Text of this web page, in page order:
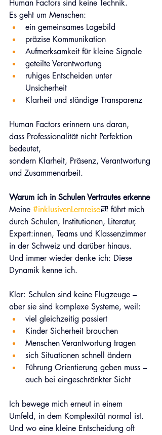
Human Factors sind keine Technik.
Es geht um Menschen:
ein gemeinsames Lagebild
präzise Kommunikation
Aufmerksamkeit für kleine Signale
geteilte Verantwortung
ruhiges Entscheiden unter
Unsicherheit
Klarheit und ständige Transparenz
Human Factors erinnern uns daran,
dass Professionalität nicht Perfektion
bedeutet,
sondern Klarheit, Präsenz, Verantwortung
und Zusammenarbeit.
Warum ich in Schulen Vertrautes erkenne
Meine #inklusivenLernreise🎒 führt mich
durch Schulen, Institutionen, Literatur,
Expert:innen, Teams und Klassenzimmer
in der Schweiz und darüber hinaus.
Und immer wieder denke ich: Diese
Dynamik kenne ich.
Klar: Schulen sind keine Flugzeuge –
aber sie sind komplexe Systeme, weil:
viel gleichzeitig passiert
Kinder Sicherheit brauchen
Menschen Verantwortung tragen
sich Situationen schnell ändern
Führung Orientierung geben muss –
auch bei eingeschränkter Sicht
Ich bewege mich erneut in einem
Umfeld, in dem Komplexität normal ist.
Und wo eine kleine Entscheidung oft